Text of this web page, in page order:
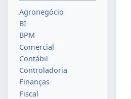
Agronegócio
BI
BPM
Comercial
Contábil
Controladoria
Finanças
Fiscal